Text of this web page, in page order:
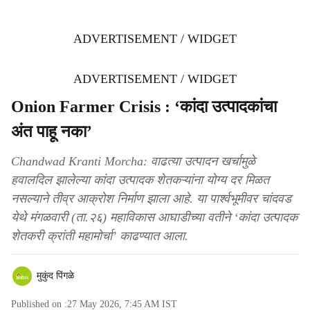
ADVERTISEMENT / WIDGET
ADVERTISEMENT / WIDGET
Onion Farmer Crisis : ‘कांदा उत्पादकांचा
अंत पाहू नका’
Chandwad Kranti Morcha: वाढत्या उत्पादन खर्चामुळे
हवालदिल झालेल्या कांदा उत्पादक शेतकऱ्यांना योग्य दर मिळत
नसल्याने तीव्र आक्रोश निर्माण झाला आहे. या पार्श्वभूमीवर चांदवड
येथे मंगळवारी (ता.२६) महाविकास आघाडीच्या वतीने ‘कांदा उत्पादक
शेतकरी क्रांती महामोर्चा’ काढण्यात आला.
मुकुंद पिंगळे
Published on :27 May 2026, 7:45 AM IST